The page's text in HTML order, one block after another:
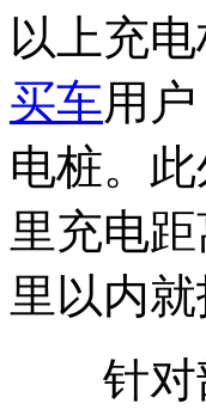
以上充
买车用
电桩。
里充电
里以内就
针对部